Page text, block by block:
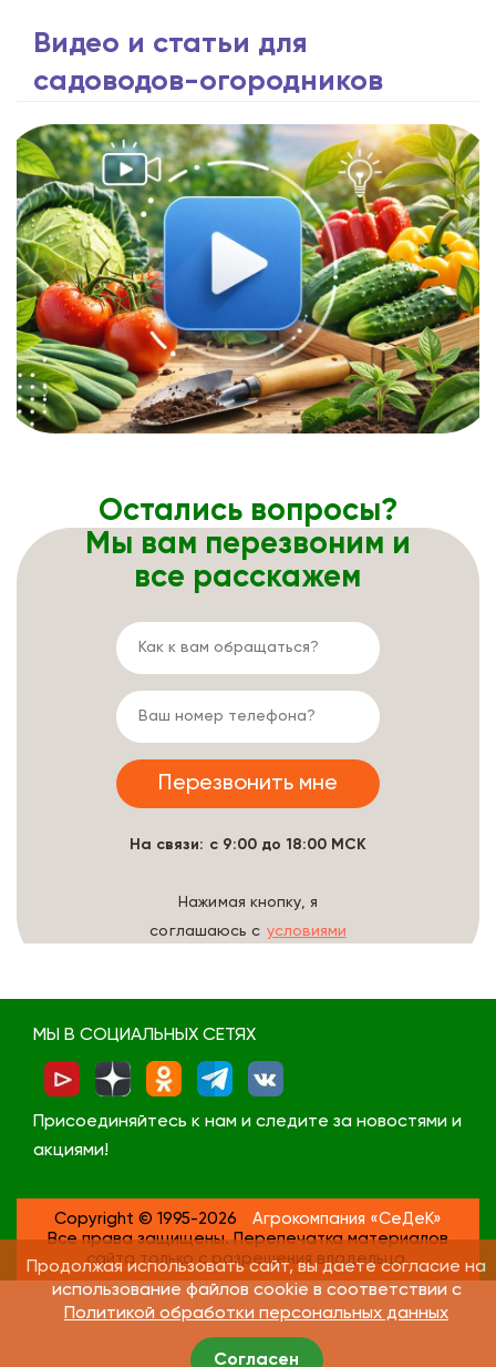
Видео и статьи для
садоводов-огородников
Остались вопросы?
Мы вам перезвоним и
все расскажем
На связи: с 9:00 до 18:00 МСК
Нажимая кнопку, я
соглашаюсь с условиями
МЫ В СОЦИАЛЬНЫХ СЕТЯХ
Присоединяйтесь к нам и следите за новостями и
акциями!
Copyright © 1995-2026
Агрокомпания «СеДеК»
Все права защищены. Перепечатка материалов
сайта только с разрешения владельца.
Продолжая использовать сайт, вы даете согласие на
использование файлов cookie в соответствии с
Политикой обработки персональных данных
Согласен